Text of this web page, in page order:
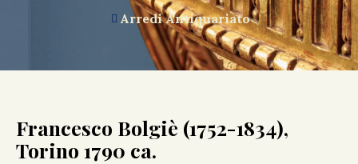
Arredi Antiquariato
Francesco Bolgiè (1752-1834),
Torino 1790 ca.